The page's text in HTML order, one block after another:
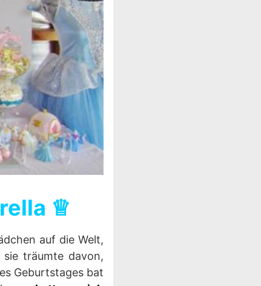
♕
auf die Welt,
sie träumte davon,
Geburtstages bat